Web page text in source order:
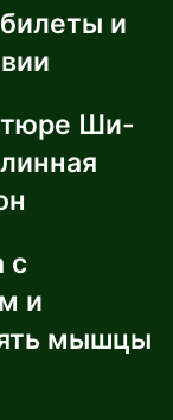
и
Ши-
с
и
мышцы